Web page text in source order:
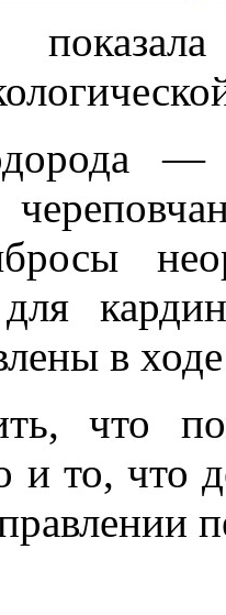
в
что
и то, что